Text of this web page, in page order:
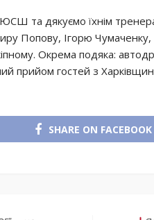
та дякуємо їхнім
Попову, Ігорю
Окрема подяка:
прийом гостей з
SHARE ON FACEBOOK